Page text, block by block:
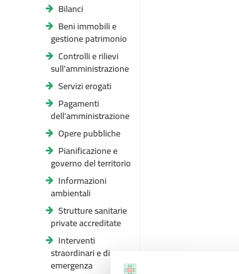
Bilanci
Beni immobili e
gestione patrimonio
Controlli e rilievi
sull'amministrazione
Servizi erogati
Pagamenti
dell'amministrazione
Opere pubbliche
Pianificazione e
governo del territorio
Informazioni
ambientali
Strutture sanitarie
private accreditate
Interventi
straordinari e di
emergenza